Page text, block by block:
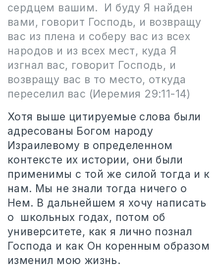
сердцем вашим.
И буду Я найден
вами, говорит Господь, и возвращу
вас из плена и соберу вас из всех
народов и из всех мест, куда Я
изгнал вас, говорит Господь, и
возвращу вас в то место, откуда
переселил вас (Иеремия 29:11-14)
Хотя выше цитируемые слова были
адресованы Богом народу
Израилевому в определенном
контексте их истории, они были
применимы с той же силой тогда и к
нам. Мы не знали тогда ничего о
Нем. В дальнейшем я хочу написать
о
школьных годах, потом об
университете, как я лично познал
Господа и как Он коренным образом
изменил мою жизнь.